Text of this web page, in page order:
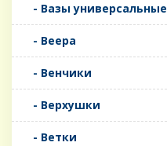
- Вазы универсальные
- Веера
- Венчики
- Верхушки
- Ветки